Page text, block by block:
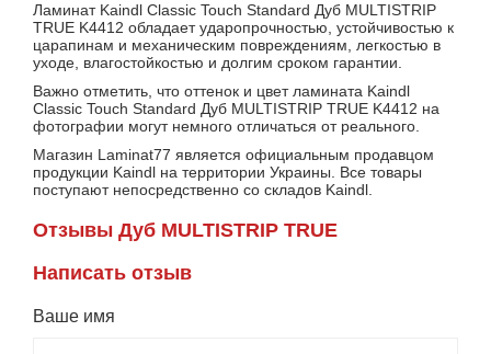
Ламинат Kaindl Classic Touch Standard Дуб MULTISTRIP
TRUE K4412 обладает ударопрочностью, устойчивостью к
царапинам и механическим повреждениям, легкостью в
уходе, влагостойкостью и долгим сроком гарантии.
Важно отметить, что оттенок и цвет ламината Kaindl
Classic Touch Standard Дуб MULTISTRIP TRUE K4412 на
фотографии могут немного отличаться от реального.
Магазин Laminat77 является официальным продавцом
продукции Kaindl на территории Украины. Все товары
поступают непосредственно со складов Kaindl.
Отзывы Дуб MULTISTRIP TRUE
Написать отзыв
Ваше имя